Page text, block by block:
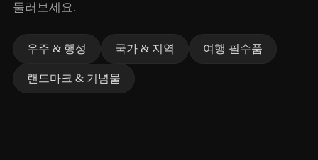
둘러보세요.
우주 & 행성 국가 & 지역 여행 필수품
랜드마크 & 기념물